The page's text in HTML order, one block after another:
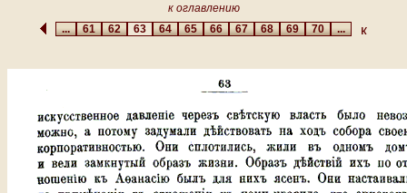
к оглавлению
...6162 63 64656667686970...